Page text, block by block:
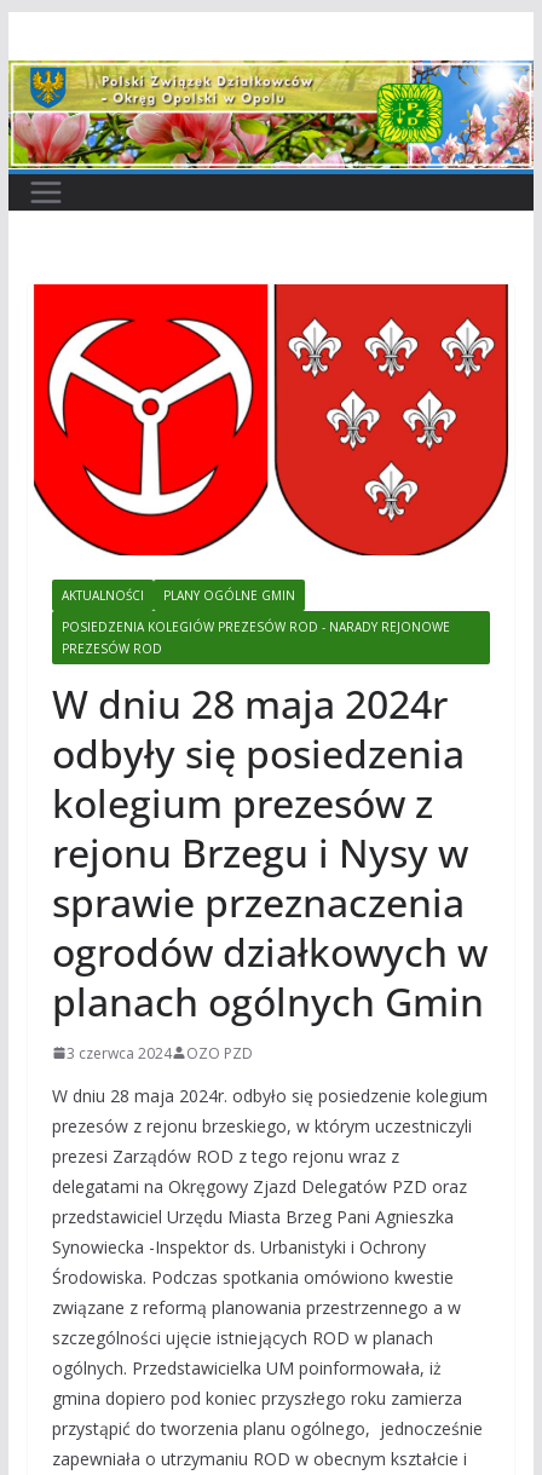
do
treści
AKTUALNOŚCI
PLANY OGÓLNE GMIN
POSIEDZENIA KOLEGIÓW PREZESÓW ROD - NARADY REJONOWE
PREZESÓW ROD
W dniu 28 maja 2024r
odbyły się posiedzenia
kolegium prezesów z
rejonu Brzegu i Nysy w
sprawie przeznaczenia
ogrodów działkowych w
planach ogólnych Gmin
3 czerwca 2024 OZO PZD
W dniu 28 maja 2024r. odbyło się posiedzenie kolegium
prezesów z rejonu brzeskiego, w którym uczestniczyli
prezesi Zarządów ROD z tego rejonu wraz z
delegatami na Okręgowy Zjazd Delegatów PZD oraz
przedstawiciel Urzędu Miasta Brzeg Pani Agnieszka
Synowiecka -Inspektor ds. Urbanistyki i Ochrony
Środowiska. Podczas spotkania omówiono kwestie
związane z reformą planowania przestrzennego a w
szczególności ujęcie istniejących ROD w planach
ogólnych. Przedstawicielka UM poinformowała, iż
gmina dopiero pod koniec przyszłego roku zamierza
przystąpić do tworzenia planu ogólnego, jednocześnie
zapewniała o utrzymaniu ROD w obecnym kształcie i